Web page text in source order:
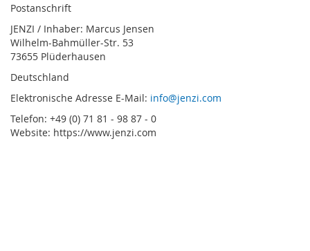
Postanschrift
JENZI / Inhaber: Marcus Jensen
Wilhelm-Bahmüller-Str. 53
73655 Plüderhausen
Deutschland
Elektronische Adresse E-Mail: info@jenzi.com
Telefon: +49 (0) 71 81 - 98 87 - 0
Website: https://www.jenzi.com